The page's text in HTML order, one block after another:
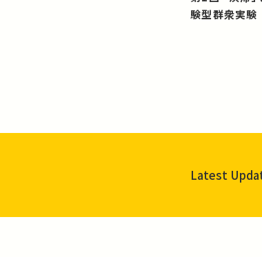
験型群衆実験
Latest
一覧を見る